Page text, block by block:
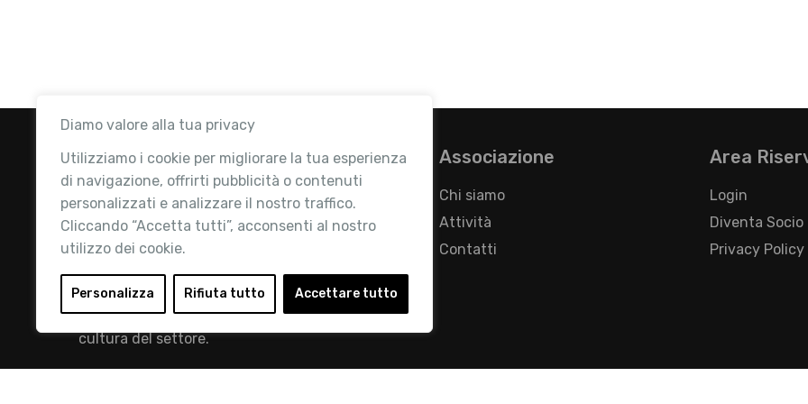
Diamo valore alla tua privacy
Utilizziamo i cookie per migliorare la tua esperienza
di navigazione, offrirti pubblicità o contenuti
personalizzati e analizzare il nostro traffico.
Cliccando “Accetta tutti”, acconsenti al nostro
utilizzo dei cookie.
Personalizza Rifiuta tutto Accettare tutto
Retail Institute Italy è l’Associazione di
riferimento per l'Ecosistema Retail: la nostra
mission è quella di promuovere lo sviluppo e la
cultura del settore.
Associazione
Chi siamo
Attività
Contatti
Area
Login
Diventa Socio
Privacy Policy